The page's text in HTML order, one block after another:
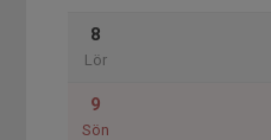
8
Lör
9
Sön